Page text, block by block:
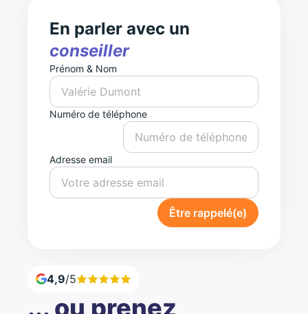
En parler avec un
conseiller
Prénom & Nom
Numéro de téléphone
Adresse email
Être rappelé(e)
4,9/5
... ou prenez